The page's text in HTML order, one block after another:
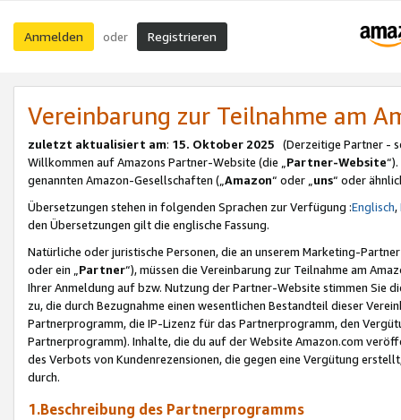
Anmelden oder Registrieren
Vereinbarung zur Teilnahme am
zuletzt aktualisiert am: 15. Oktober 2025 (Derzeitige Partner -
Willkommen auf Amazons Partner-Website (die „Partner-Website
genannten Amazon-Gesellschaften („Amazon“ oder „uns“ oder
Übersetzungen stehen in folgenden Sprachen zur Verfügung :Englisch,
den Übersetzungen gilt die englische Fassung.
Natürliche oder juristische Personen, die an unserem Marketing-
oder ein „Partner“), müssen die Vereinbarung zur Teilnahme am
Ihrer Anmeldung auf bzw. Nutzung der Partner-Website stimmen Sie
zu, die durch Bezugnahme einen wesentlichen Bestandteil dieser
Partnerprogramm, die IP-Lizenz für das Partnerprogramm, den
Partnerprogramm). Inhalte, die du auf der Website Amazon.com
des Verbots von Kundenrezensionen, die gegen eine Vergütung
durch.
1.Beschreibung des Partnerprogramms